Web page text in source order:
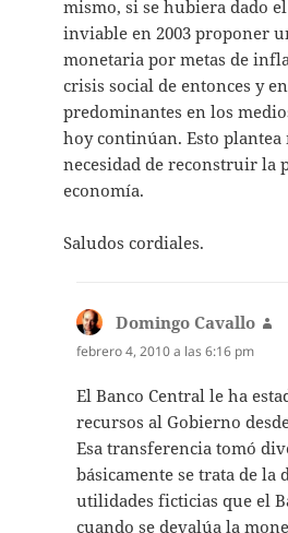
mismo, si se hubiera dado
inviable en 2003 proponer
monetaria por metas de
crisis social de entonces y
predominantes en los
hoy continúan. Esto plantea
necesidad de reconstruir la
economía.
Saludos cordiales.
Domingo Cavallo
febrero 4, 2010 a las 6:16 pm
El Banco Central le ha
recursos al Gobierno
Esa transferencia tomó
básicamente se trata de la
utilidades ficticias que el
cuando se devalúa la